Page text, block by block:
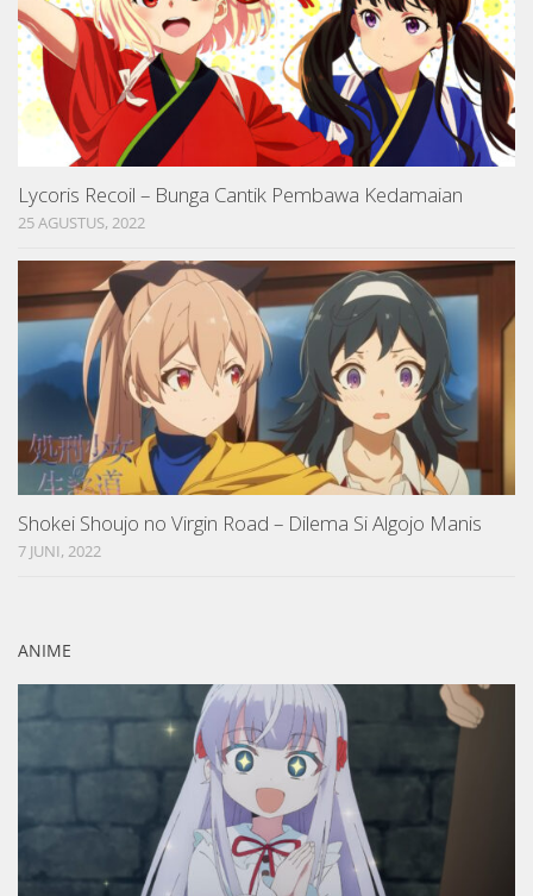
Lycoris Recoil – Bunga Cantik Pembawa Kedamaian
25 AGUSTUS, 2022
Shokei Shoujo no Virgin Road – Dilema Si Algojo Manis
7 JUNI, 2022
ANIME